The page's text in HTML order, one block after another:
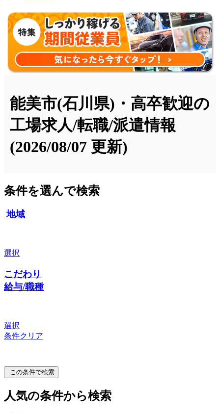
能美市(石川県)・高卒歓迎の
工場求人/転職/派遣情報
(2026/08/07 更新)
条件を選んで検索
地域
選択
こだわり
給与/職種
選択
条件クリア
この条件で検索
人気の条件から検索